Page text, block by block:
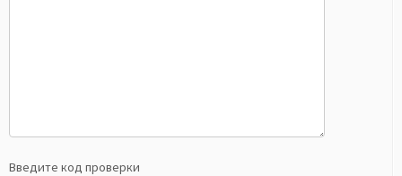
Введите код проверки